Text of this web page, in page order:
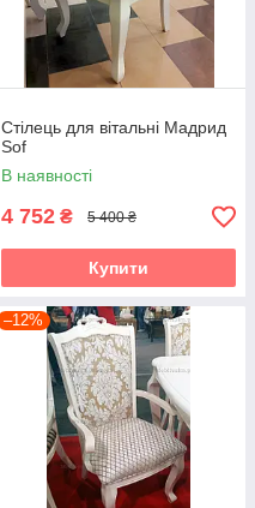
Стілець для вітальні Мадрид
Sof
В наявності
4 752 ₴ 5 400 ₴
Купити
–12%